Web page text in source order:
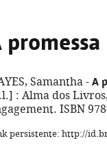
promessa
Samantha - A
: Alma dos
ISBN
persistente: http://